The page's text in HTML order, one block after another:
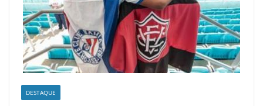
DESTAQUE